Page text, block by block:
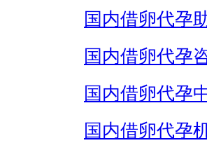
国内借卵代孕
国内借卵代孕
国内借卵代孕
国内借卵代孕